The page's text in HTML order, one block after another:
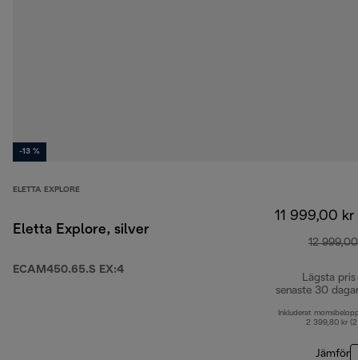
-13 %
ELETTA EXPLORE
Eletta Explore, silver
ECAM450.65.S EX:4
11 999,00 kr
12
Lägsta pris
senaste 30
Inkluderat
2 399,80 kr
Jämför